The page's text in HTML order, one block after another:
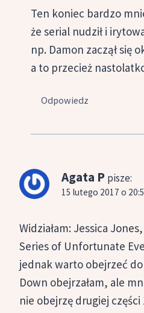
Ten koniec bardzo
że serial nudził i
np. Damon zaczął się
a to przecież
Odpowiedz
Agata P pisze:
15 lutego 2017 o
Widziałam: Jessica
Series of Unfortunate
jednak warto obejrzeć
Down obejrzałam, ale
nie obejrzę drugiej części